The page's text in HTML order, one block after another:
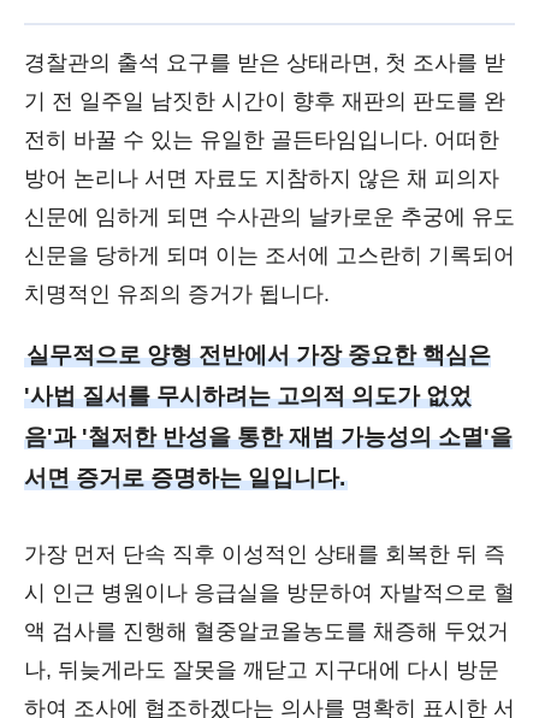
경찰관의 출석 요구를 받은 상태라면, 첫 조사를 받
기 전 일주일 남짓한 시간이 향후 재판의 판도를 완
전히 바꿀 수 있는 유일한 골든타임입니다. 어떠한
방어 논리나 서면 자료도 지참하지 않은 채 피의자
신문에 임하게 되면 수사관의 날카로운 추궁에 유도
신문을 당하게 되며 이는 조서에 고스란히 기록되어
치명적인 유죄의 증거가 됩니다.
실무적으로 양형 전반에서 가장 중요한 핵심은
'사법 질서를 무시하려는 고의적 의도가 없었
음'과 '철저한 반성을 통한 재범 가능성의 소멸'을
서면 증거로 증명하는 일입니다.
가장 먼저 단속 직후 이성적인 상태를 회복한 뒤 즉
시 인근 병원이나 응급실을 방문하여 자발적으로 혈
액 검사를 진행해 혈중알코올농도를 채증해 두었거
나, 뒤늦게라도 잘못을 깨닫고 지구대에 다시 방문
하여 조사에 협조하겠다는 의사를 명확히 표시한 서